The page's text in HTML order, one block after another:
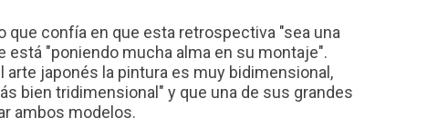
que confía en que esta retrospectiva "sea una
está "poniendo mucha alma en su montaje".
arte japonés la pintura es muy bidimensional,
bien tridimensional" y que una de sus grandes
ambos modelos.